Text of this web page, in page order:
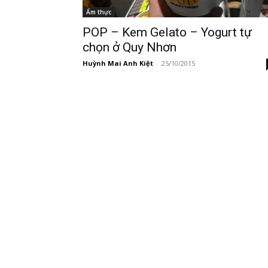
Ẩm thực
POP – Kem Gelato – Yogurt tự
chọn ở Quy Nhơn
Huỳnh Mai Anh Kiệt - 25/10/2015